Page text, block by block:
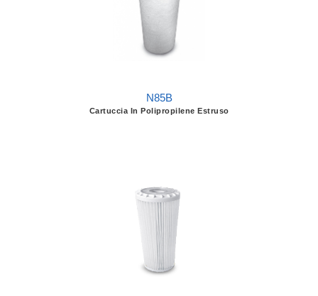
N85B
Cartuccia In Polipropilene Estruso